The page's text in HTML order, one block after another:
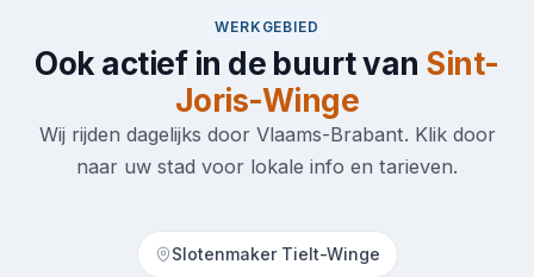
WERKGEBIED
Ook actief in de buurt van Sint-
Joris-Winge
Wij rijden dagelijks door Vlaams-Brabant. Klik door
naar uw stad voor lokale info en tarieven.
Slotenmaker Tielt-Winge